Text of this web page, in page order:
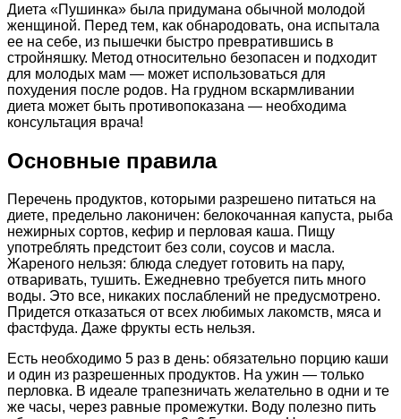
Диета «Пушинка» была придумана обычной молодой
женщиной. Перед тем, как обнародовать, она испытала
ее на себе, из пышечки быстро превратившись в
стройняшку. Метод относительно безопасен и подходит
для молодых мам — может использоваться для
похудения после родов. На грудном вскармливании
диета может быть противопоказана — необходима
консультация врача!
Основные правила
Перечень продуктов, которыми разрешено питаться на
диете, предельно лаконичен: белокочанная капуста, рыба
нежирных сортов, кефир и перловая каша. Пищу
употреблять предстоит без соли, соусов и масла.
Жареного нельзя: блюда следует готовить на пару,
отваривать, тушить. Ежедневно требуется пить много
воды. Это все, никаких послаблений не предусмотрено.
Придется отказаться от всех любимых лакомств, мяса и
фастфуда. Даже фрукты есть нельзя.
Есть необходимо 5 раз в день: обязательно порцию каши
и один из разрешенных продуктов. На ужин — только
перловка. В идеале трапезничать желательно в одни и те
же часы, через равные промежутки. Воду полезно пить